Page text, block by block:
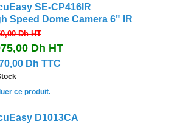
SE-CP416IR
Speed Dome Camera 6" IR
DhHT
Dh HT
Dh TTC
ce produit.
D1013CA